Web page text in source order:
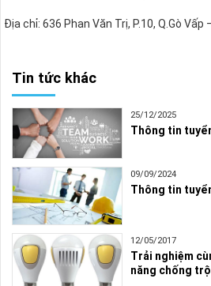
Địa chỉ: 636 Phan Văn Trị, P.10, Q.Gò Vấp
Tin tức khác
25/12/2025
Thông tin
09/09/2024
Thông tin
12/05/2017
Trải nghiệm
năng chống